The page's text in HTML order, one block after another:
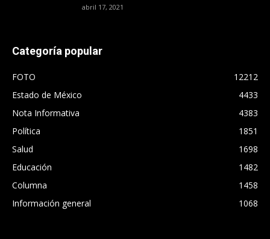
abril 17, 2021
Categoría popular
FOTO
12212
Estado de México
4433
Nota Informativa
4383
Política
1851
Salud
1698
Educación
1482
Columna
1458
Información general
1068